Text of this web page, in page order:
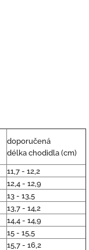
doporučená
délka chodidla (cm)
11,7 - 12,2
12,4 - 12,9
13 - 13,5
13,7 - 14,2
14,4 - 14,9
15 - 15,5
15,7 - 16,2